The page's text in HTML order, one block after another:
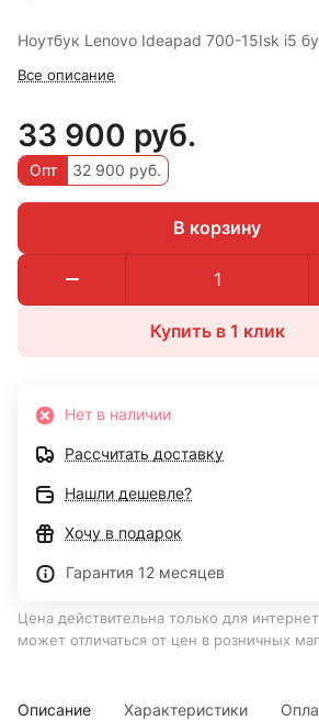
Ноутбук Lenovo Ideapad 700-15Isk i5 бу
Все описание
33 900 руб.
Опт 32 900 руб.
В корзину
Купить в 1 клик
Нет в наличии
Рассчитать доставку
Нашли дешевле?
Хочу в подарок
Гарантия 12 месяцев
Цена действительна только для
может отличаться от цен в розничных
Описание Характеристики